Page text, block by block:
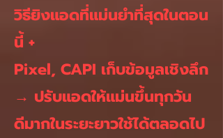
วิธียิงแอดที่แม่นยำที่สุดในตอน
นี้ +
Pixel, CAPI เก็บข้อมูลเชิงลึก
→ ปรับแอดให้แม่นขึ้นทุกวัน
ดีมากในระยะยาวใช้ได้ตลอดไป